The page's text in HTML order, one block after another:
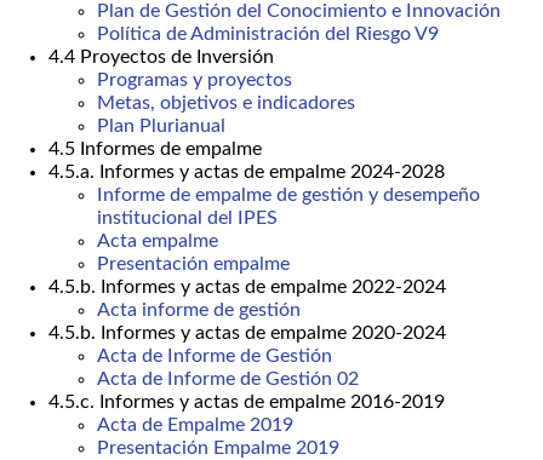
Plan de Gestión del Conocimiento e Innovación
Política de Administración del Riesgo V9
4.4 Proyectos de Inversión
Programas y proyectos
Metas, objetivos e indicadores
Plan Plurianual
4.5 Informes de empalme
4.5.a. Informes y actas de empalme 2024-2028
Informe de empalme de gestión y desempeño
institucional del IPES
Acta empalme
Presentación empalme
4.5.b. Informes y actas de empalme 2022-2024
Acta informe de gestión
4.5.b. Informes y actas de empalme 2020-2024
Acta de Informe de Gestión
Acta de Informe de Gestión 02
4.5.c. Informes y actas de empalme 2016-2019
Acta de Empalme 2019
Presentación Empalme 2019